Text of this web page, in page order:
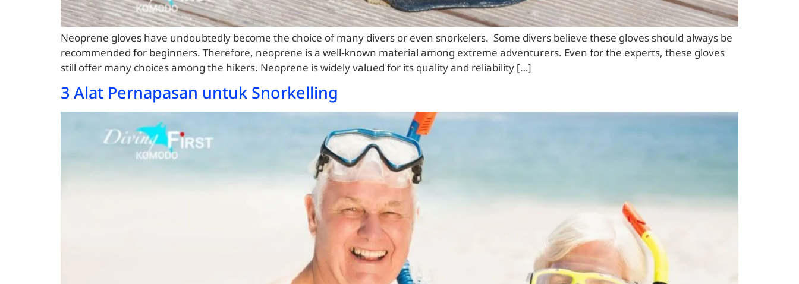
Neoprene gloves have undoubtedly become the choice of many divers or even snorkelers. Some divers believe these gloves should always be
recommended for beginners. Therefore, neoprene is a well-known material among extreme adventurers. Even for the experts, these gloves
still offer many choices among the hikers. Neoprene is widely valued for its quality and reliability […]
3 Alat Pernapasan untuk Snorkelling